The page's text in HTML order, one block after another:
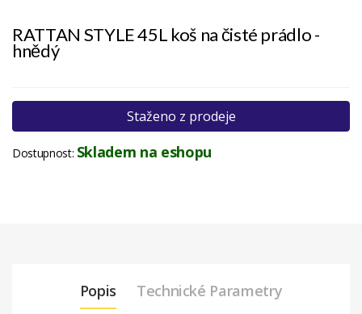
RATTAN STYLE 45L koš na čisté prádlo -
hnědý
Staženo z prodeje
Dostupnost: Skladem na eshopu
Popis Technické Parametry